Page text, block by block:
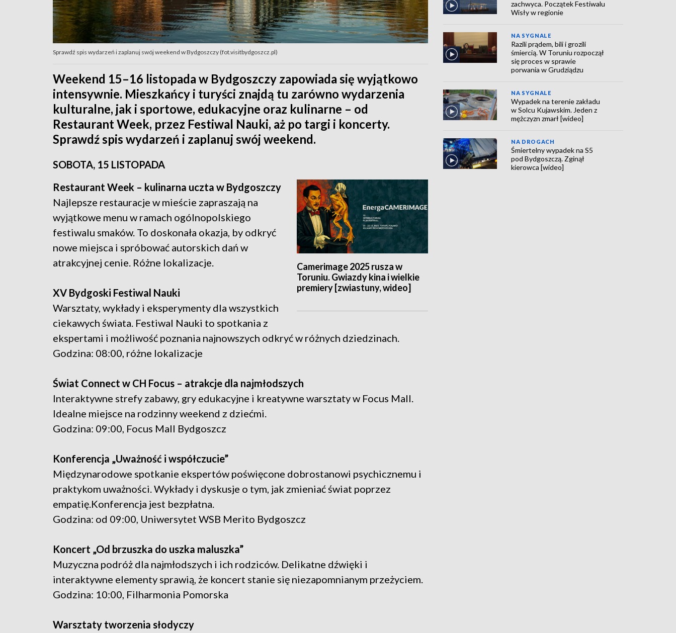
Sprawdź spis wydarzeń i zaplanuj swój weekend w Bydgoszczy (fot.visitbydgoszcz.pl)
Weekend 15–16 listopada w Bydgoszczy zapowiada się wyjątkowo
intensywnie. Mieszkańcy i turyści znajdą tu zarówno wydarzenia
kulturalne, jak i sportowe, edukacyjne oraz kulinarne – od
Restaurant Week, przez Festiwal Nauki, aż po targi i koncerty.
Sprawdź spis wydarzeń i zaplanuj swój weekend.
SOBOTA, 15 LISTOPADA
Camerimage 2025 rusza w
Toruniu. Gwiazdy kina i wielkie
premiery [zwiastuny, wideo]
Restaurant Week – kulinarna uczta w Bydgoszczy
Najlepsze restauracje w mieście zapraszają na
wyjątkowe menu w ramach ogólnopolskiego
festiwalu smaków. To doskonała okazja, by odkryć
nowe miejsca i spróbować autorskich dań w
atrakcyjnej cenie. Różne lokalizacje.
XV Bydgoski Festiwal Nauki
Warsztaty, wykłady i eksperymenty dla wszystkich
ciekawych świata. Festiwal Nauki to spotkania z
ekspertami i możliwość poznania najnowszych odkryć w różnych dziedzinach.
Godzina: 08:00, różne lokalizacje
Świat Connect w CH Focus – atrakcje dla najmłodszych
Interaktywne strefy zabawy, gry edukacyjne i kreatywne warsztaty w Focus Mall.
Idealne miejsce na rodzinny weekend z dziećmi.
Godzina: 09:00, Focus Mall Bydgoszcz
Konferencja „Uważność i współczucie”
Międzynarodowe spotkanie ekspertów poświęcone dobrostanowi psychicznemu i
praktykom uważności. Wykłady i dyskusje o tym, jak zmieniać świat poprzez
empatię.Konferencja jest bezpłatna.
Godzina: od 09:00, Uniwersytet WSB Merito Bydgoszcz
Koncert „Od brzuszka do uszka maluszka”
Muzyczna podróż dla najmłodszych i ich rodziców. Delikatne dźwięki i
interaktywne elementy sprawią, że koncert stanie się niezapomnianym przeżyciem.
Godzina: 10:00, Filharmonia Pomorska
Warsztaty tworzenia słodyczy
zachwyca. Początek Festiwalu
Wisły w regionie
NA SYGNALE
Razili prądem, bili i grozili
śmiercią. W Toruniu rozpoczął
się proces w sprawie
porwania w Grudziądzu
NA SYGNALE
Wypadek na terenie zakładu
w Solcu Kujawskim. Jeden z
mężczyzn zmarł [wideo]
NA DROGACH
Śmiertelny wypadek na S5
pod Bydgoszczą. Zginął
kierowca [wideo]